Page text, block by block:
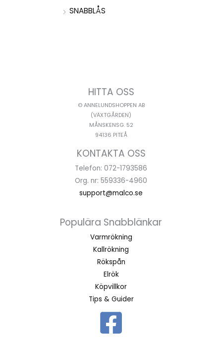
SNABBLÅS
HITTA OSS
© ANNELUNDSHOPPEN AB
(VÄXTGÅRDEN)
MÅNSKENSG. 52
94136 PITEÅ
KONTAKTA OSS
Telefon: 072-1793586
Org. nr: 559336-4960
support@malco.se
Populära Snabblänkar
Varmrökning
Kallrökning
Rökspån
Elrök
Köpvillkor
Tips & Guider